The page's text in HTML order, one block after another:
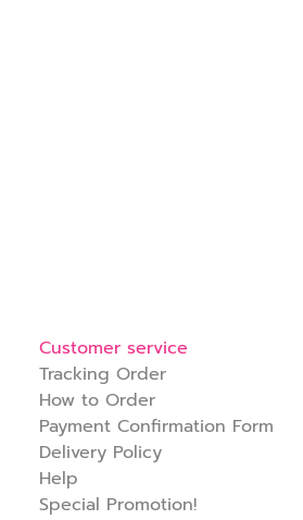
Customer service
Tracking Order
How to Order
Payment Confirmation Form
Delivery Policy
Help
Special Promotion!